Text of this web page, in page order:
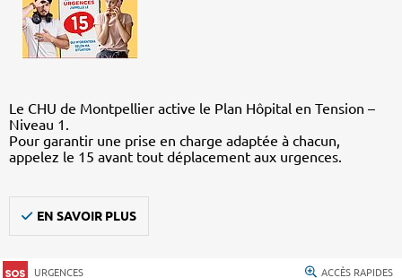
Le CHU de Montpellier active le Plan Hôpital en Tension –
Niveau 1.
Pour garantir une prise en charge adaptée à chacun,
appelez le 15 avant tout déplacement aux urgences.
EN SAVOIR PLUS
URGENCES ACCÈS RAPIDES